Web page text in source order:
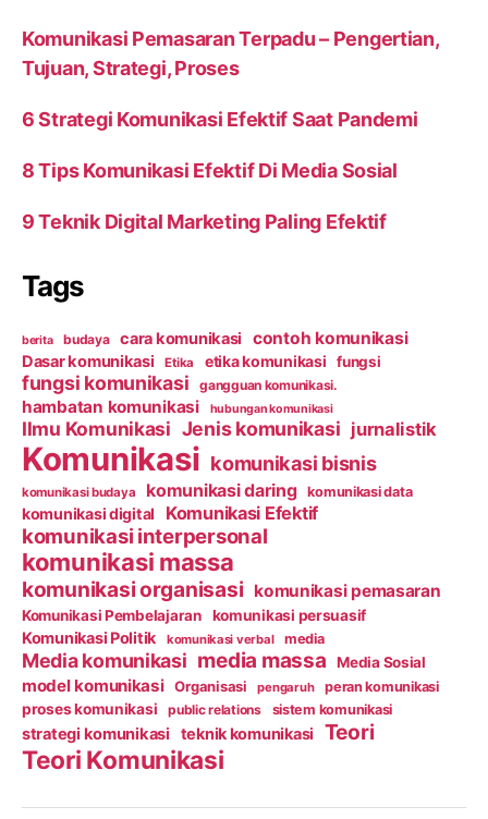
Komunikasi Pemasaran Terpadu – Pengertian,
Tujuan, Strategi, Proses
6 Strategi Komunikasi Efektif Saat Pandemi
8 Tips Komunikasi Efektif Di Media Sosial
9 Teknik Digital Marketing Paling Efektif
Tags
berita budaya cara komunikasi contoh komunikasi
Dasar komunikasi Etika etika komunikasi fungsi
fungsi komunikasi gangguan komunikasi.
hambatan komunikasi hubungan komunikasi
Ilmu Komunikasi Jenis komunikasi jurnalistik
Komunikasi komunikasi bisnis
komunikasi budaya komunikasi daring komunikasi data
komunikasi digital Komunikasi Efektif
komunikasi interpersonal
komunikasi massa
komunikasi organisasi komunikasi pemasaran
Komunikasi Pembelajaran komunikasi persuasif
Komunikasi Politik komunikasi verbal media
Media komunikasi media massa Media Sosial
model komunikasi Organisasi pengaruh peran komunikasi
proses komunikasi public relations sistem komunikasi
strategi komunikasi teknik komunikasi Teori
Teori Komunikasi